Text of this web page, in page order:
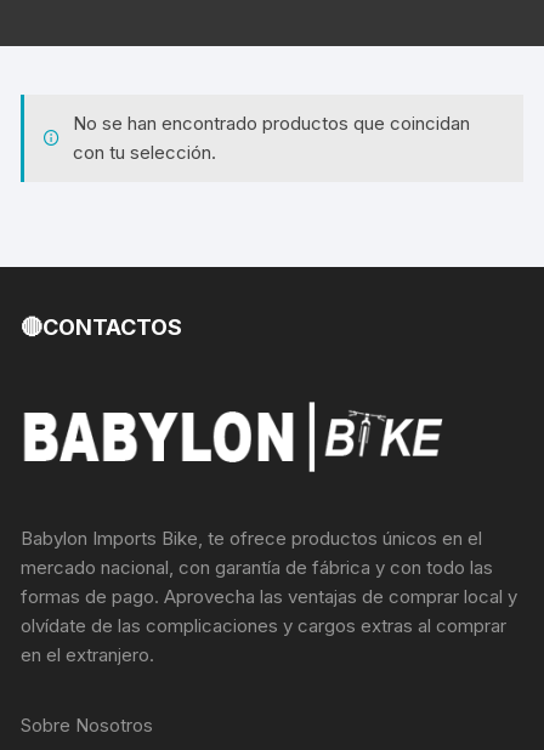
No se han encontrado productos que coincidan
con tu selección.
🔴CONTACTOS
Babylon Imports Bike, te ofrece productos únicos en el
mercado nacional, con garantía de fábrica y con todo las
formas de pago. Aprovecha las ventajas de comprar local y
olvídate de las complicaciones y cargos extras al comprar
en el extranjero.
Sobre Nosotros